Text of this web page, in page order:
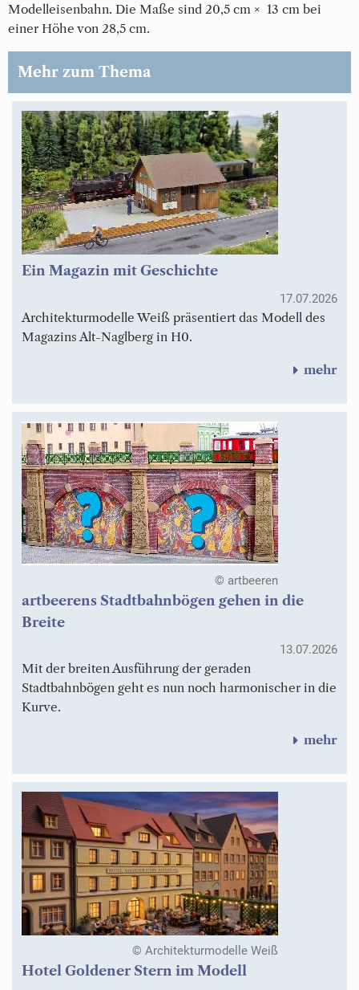
Modelleisenbahn. Die Maße sind 20,5 cm × 13 cm bei
einer Höhe von 28,5 cm.
Mehr zum Thema
Ein Magazin mit Geschichte
17.07.2026
Architekturmodelle Weiß präsentiert das Modell des
Magazins Alt-Naglberg in H0.
mehr
© artbeeren
artbeerens Stadtbahnbögen gehen in die
Breite
13.07.2026
Mit der breiten Ausführung der geraden
Stadtbahnbögen geht es nun noch harmonischer in die
Kurve.
mehr
© Architekturmodelle Weiß
Hotel Goldener Stern im Modell